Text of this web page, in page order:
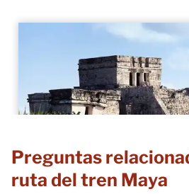
Preguntas
ruta del tren Maya